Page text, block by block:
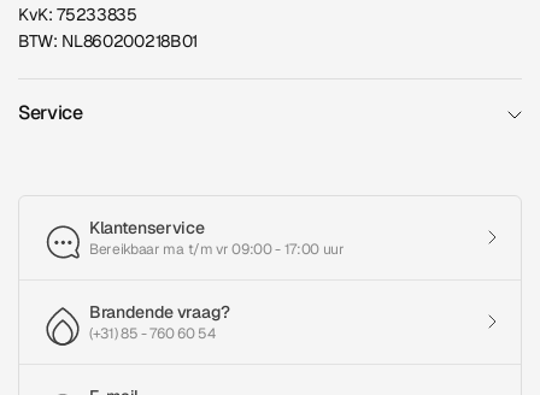
KvK: 75233835
BTW: NL860200218B01
Service
Klantenservice
Bereikbaar ma t/m vr 09:00 - 17:00 uur
Brandende vraag?
(+31) 85 - 760 60 54